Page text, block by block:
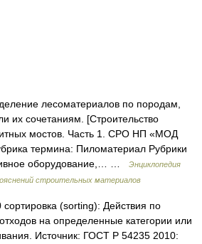
лесоматериалов по породам,
их сочетаниям. [Строительство
мостов. Часть 1. СРО НП «МОД
термина: Пиломатериал Рубрики
оборудование,… …
Энциклопедия
строительных материалов
(sorting): Действия по
на определенные категории или
Источник: ГОСТ Р 54235 2010: